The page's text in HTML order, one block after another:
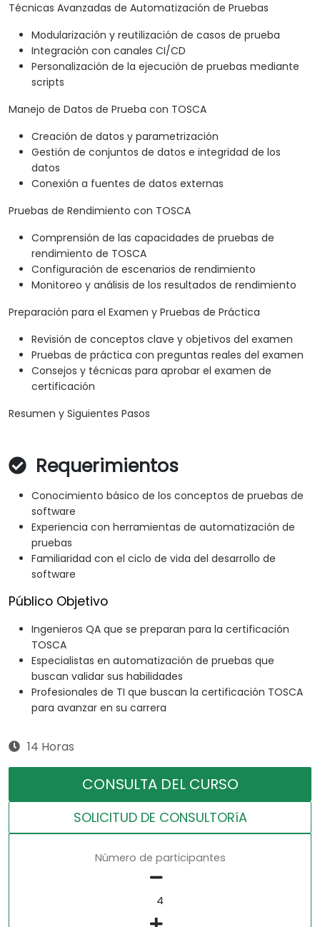
Técnicas Avanzadas de Automatización de Pruebas
Modularización y reutilización de casos de prueba
Integración con canales CI/CD
Personalización de la ejecución de pruebas mediante
scripts
Manejo de Datos de Prueba con TOSCA
Creación de datos y parametrización
Gestión de conjuntos de datos e integridad de los
datos
Conexión a fuentes de datos externas
Pruebas de Rendimiento con TOSCA
Comprensión de las capacidades de pruebas de
rendimiento de TOSCA
Configuración de escenarios de rendimiento
Monitoreo y análisis de los resultados de rendimiento
Preparación para el Examen y Pruebas de Práctica
Revisión de conceptos clave y objetivos del examen
Pruebas de práctica con preguntas reales del examen
Consejos y técnicas para aprobar el examen de
certificación
Resumen y Siguientes Pasos
Requerimientos
Conocimiento básico de los conceptos de pruebas de
software
Experiencia con herramientas de automatización de
pruebas
Familiaridad con el ciclo de vida del desarrollo de
software
Público Objetivo
Ingenieros QA que se preparan para la certificación
TOSCA
Especialistas en automatización de pruebas que
buscan validar sus habilidades
Profesionales de TI que buscan la certificación TOSCA
para avanzar en su carrera
14 Horas
CONSULTA DEL CURSO
SOLICITUD DE CONSULTORíA
Número de participantes